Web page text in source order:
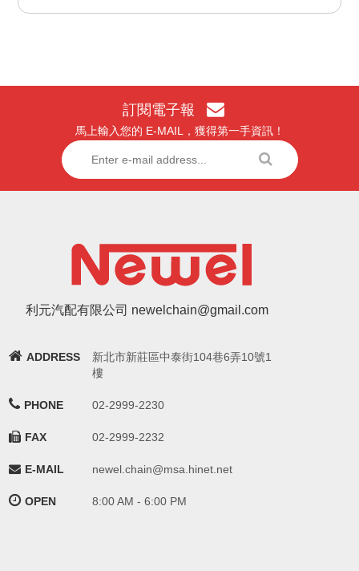
訂閱電子報
馬上輸入您的 E-MAIL，獲得第一手資訊！
利元汽配有限公司 newelchain@gmail.com
ADDRESS
新北市新莊區中泰街104巷6弄10號1
樓
PHONE 02-2999-2230
FAX 02-2999-2232
E-MAIL newel.chain@msa.hinet.net
OPEN 8:00 AM - 6:00 PM